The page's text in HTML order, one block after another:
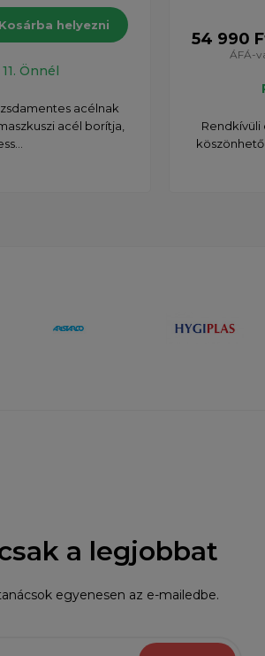
Kosárba helyezni
Önnél
acélnak
acél borítja,
54 990
ÁFÁ-
Rendkívüli
a legjobbat
egyenesen az e-mailedbe.